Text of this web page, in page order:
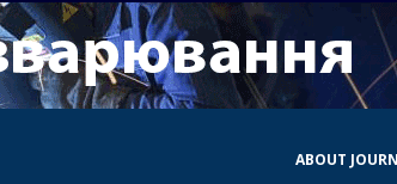
ABOUT